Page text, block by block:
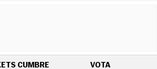
CUMBRE
VOTA